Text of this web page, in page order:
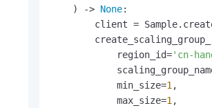
) -> None:
client =
            region_id=
'cn-
            min_size=
1 ,
            max_size=
1 ,